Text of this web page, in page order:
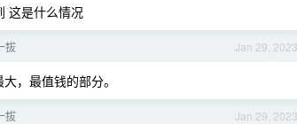
这是什么情况
Jan 29, 2023
拔
，最值钱的部分。
Jan 29, 2023
拔